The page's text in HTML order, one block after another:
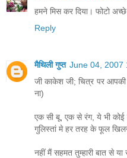
हमने मिस कर दिया। फोटो
Reply
मैथिली गुप्त June 04, 2007
जी काकेश जी; चित्र पर आपकी
ना)
एक सी बू, एक से रंग, ये भी कोई
गुलिस्तां मे हर तरह के फूल
नहीं मैं सहमत तुम्हारी बात से